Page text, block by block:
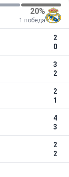
20%
1 победа
2
0
3
2
2
1
4
3
2
2